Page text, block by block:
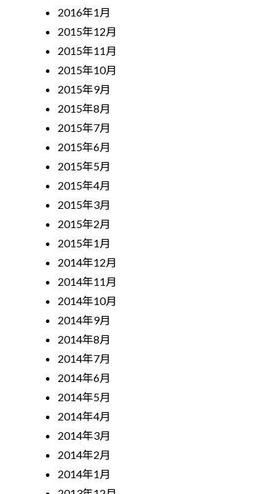
2016年1月
2015年12月
2015年11月
2015年10月
2015年9月
2015年8月
2015年7月
2015年6月
2015年5月
2015年4月
2015年3月
2015年2月
2015年1月
2014年12月
2014年11月
2014年10月
2014年9月
2014年8月
2014年7月
2014年6月
2014年5月
2014年4月
2014年3月
2014年2月
2014年1月